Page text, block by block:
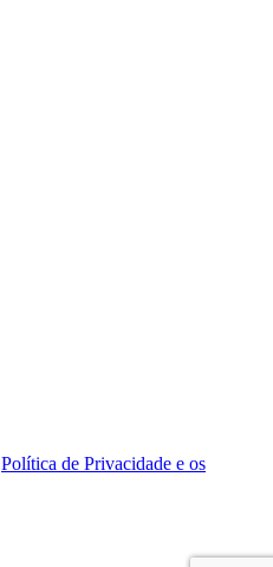
Política de Privacidade e os